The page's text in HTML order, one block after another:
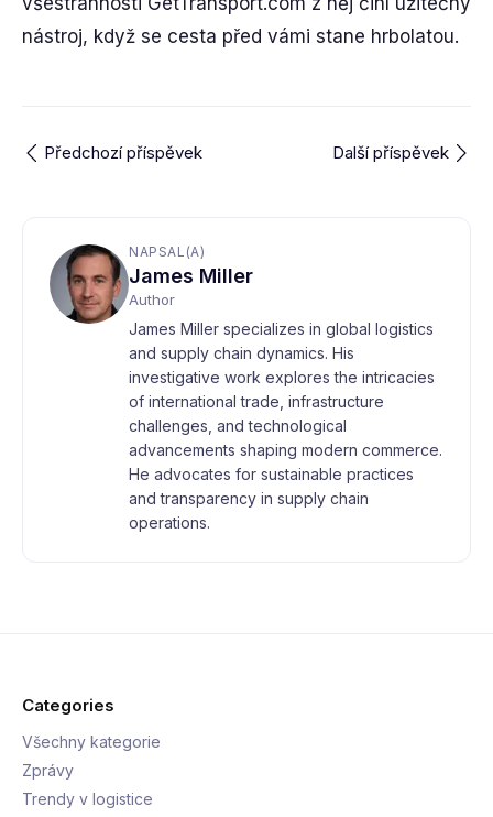
nástroj, když se cesta před vámi stane hrbolatou.
Předchozí příspěvek Další příspěvek
NAPSAL(A)
James Miller
Author
James Miller specializes in global logistics
and supply chain dynamics. His
investigative work explores the intricacies
of international trade, infrastructure
challenges, and technological
advancements shaping modern commerce.
He advocates for sustainable practices
and transparency in supply chain
operations.
Categories
Všechny kategorie
Zprávy
Trendy v logistice